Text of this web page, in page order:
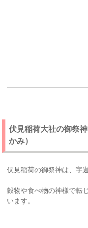
伏見稲荷大社の御祭
かみ）
伏見稲荷の御祭神は、宇
穀物や食べ物の神様で転
います。